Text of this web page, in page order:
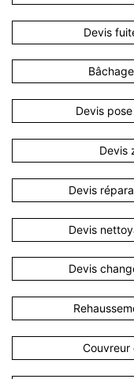
Devis
Devis
Devis
Devis
Devis
Devis
Couvreur